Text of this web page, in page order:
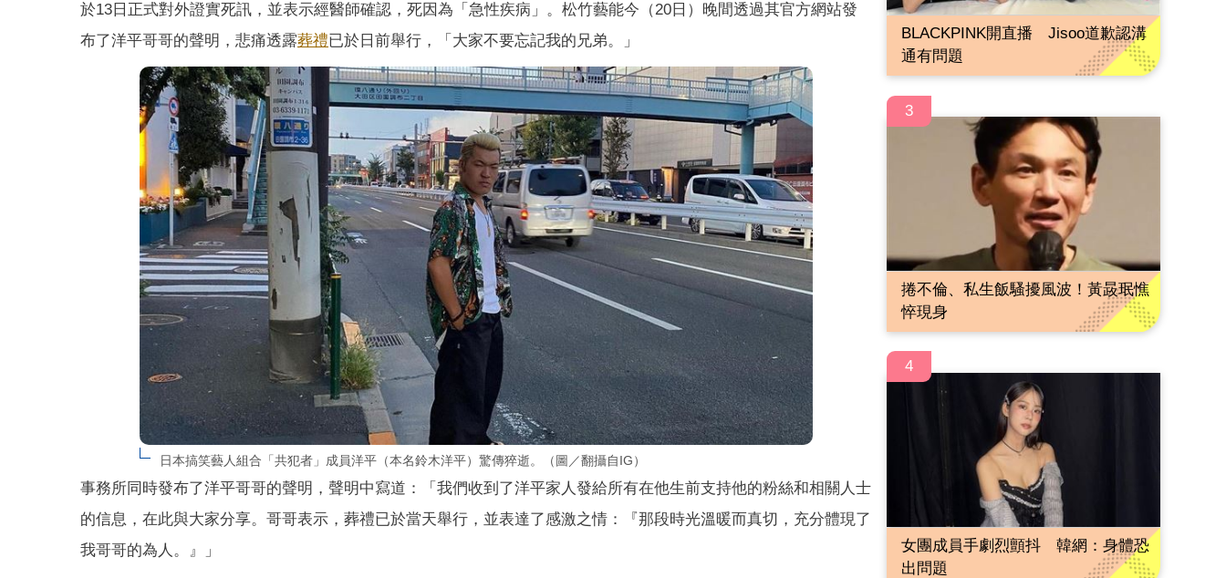
於13日正式對外證實死訊，並表示經醫師確認，死因為「急性疾病」。松竹藝能今（20日）晚間透過其官方網站發
布了洋平哥哥的聲明，悲痛透露葬禮已於日前舉行，「大家不要忘記我的兄弟。」
日本搞笑藝人組合「共犯者」成員洋平（本名鈴木洋平）驚傳猝逝。（圖／翻攝自IG）
事務所同時發布了洋平哥哥的聲明，聲明中寫道：「我們收到了洋平家人發給所有在他生前支持他的粉絲和相關人士
的信息，在此與大家分享。哥哥表示，葬禮已於當天舉行，並表達了感激之情：『那段時光溫暖而真切，充分體現了
我哥哥的為人。』」
BLACKPINK開直播 Jisoo道歉認溝
通有問題
3
捲不倫、私生飯騷擾風波！黃晸珉憔
悴現身
4
女團成員手劇烈顫抖 韓網：身體恐
出問題